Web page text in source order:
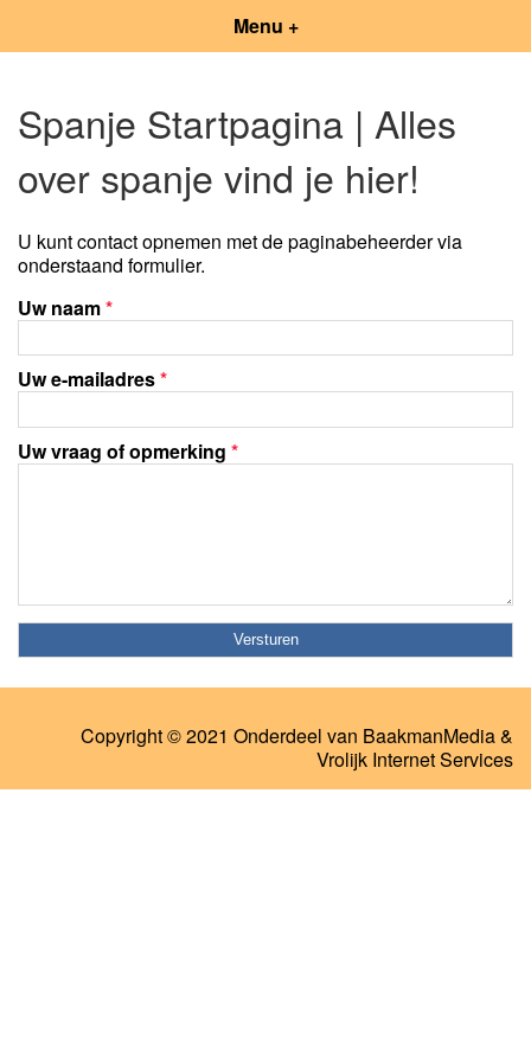
Menu +
Spanje Startpagina | Alles
over spanje vind je hier!
U kunt contact opnemen met de paginabeheerder via
onderstaand formulier.
Uw naam*
Uw e-mailadres*
Uw vraag of opmerking *
Copyright © 2021 Onderdeel van BaakmanMedia&
Vrolijk Internet Services